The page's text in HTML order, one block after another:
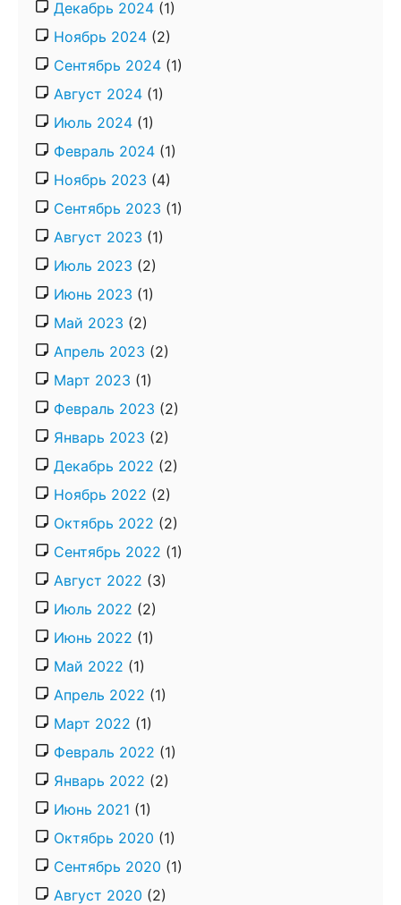
Декабрь 2024 (1)
Ноябрь 2024 (2)
Сентябрь 2024 (1)
Август 2024 (1)
Июль 2024 (1)
Февраль 2024 (1)
Ноябрь 2023 (4)
Сентябрь 2023 (1)
Август 2023 (1)
Июль 2023 (2)
Июнь 2023 (1)
Май 2023 (2)
Апрель 2023 (2)
Март 2023 (1)
Февраль 2023 (2)
Январь 2023 (2)
Декабрь 2022 (2)
Ноябрь 2022 (2)
Октябрь 2022 (2)
Сентябрь 2022 (1)
Август 2022 (3)
Июль 2022 (2)
Июнь 2022 (1)
Май 2022 (1)
Апрель 2022 (1)
Март 2022 (1)
Февраль 2022 (1)
Январь 2022 (2)
Июнь 2021 (1)
Октябрь 2020 (1)
Сентябрь 2020 (1)
Август 2020 (2)